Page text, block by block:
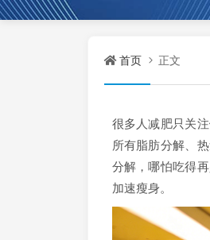
首页 正文
很多人减肥只关
所有脂肪分解、
分解，哪怕吃得
加速瘦身。